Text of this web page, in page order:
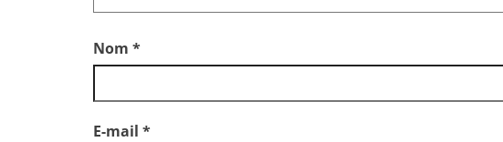
Nom *
E-mail *